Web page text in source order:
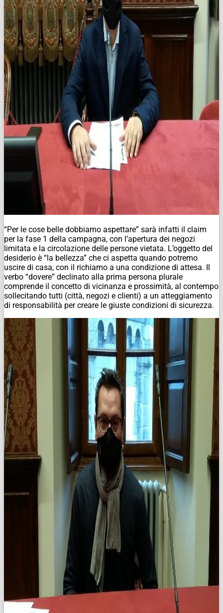
“Per le cose belle dobbiamo aspettare” sarà infatti il claim
per la fase 1 della campagna, con l’apertura dei negozi
limitata e la circolazione delle persone vietata. L’oggetto del
desiderio è “la bellezza” che ci aspetta quando potremo
uscire di casa, con il richiamo a una condizione di attesa. Il
verbo “dovere” declinato alla prima persona plurale
comprende il concetto di vicinanza e prossimità, al contempo
sollecitando tutti (città, negozi e clienti) a un atteggiamento
di responsabilità per creare le giuste condizioni di sicurezza.